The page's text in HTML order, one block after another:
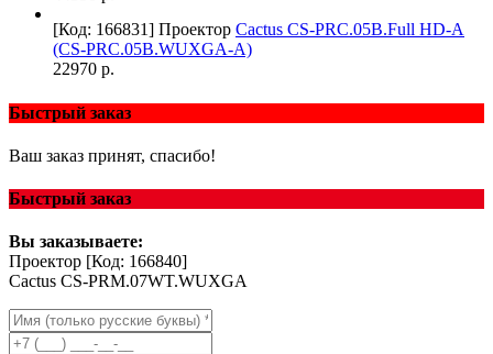
[Код: 166831] Проектор Cactus CS-PRC.05B.Full HD-A
(CS-PRC.05B.WUXGA-A)
22970 р.
Быстрый заказ
Ваш заказ принят, спасибо!
Быстрый заказ
Вы заказываете:
Проектор [Код: 166840]
Cactus CS-PRM.07WT.WUXGA